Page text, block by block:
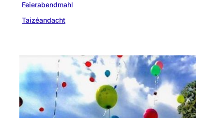
Feierabendmahl
Taizéandacht